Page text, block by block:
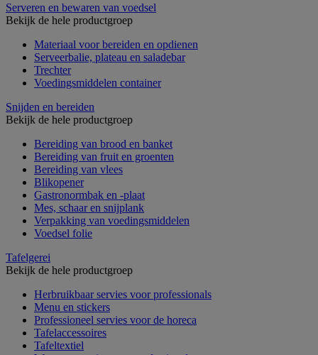
Serveren en bewaren van voedsel
Bekijk de hele productgroep
Materiaal voor bereiden en opdienen
Serveerbalie, plateau en saladebar
Trechter
Voedingsmiddelen container
Snijden en bereiden
Bekijk de hele productgroep
Bereiding van brood en banket
Bereiding van fruit en groenten
Bereiding van vlees
Blikopener
Gastronormbak en -plaat
Mes, schaar en snijplank
Verpakking van voedingsmiddelen
Voedsel folie
Tafelgerei
Bekijk de hele productgroep
Herbruikbaar servies voor professionals
Menu en stickers
Professioneel servies voor de horeca
Tafelaccessoires
Tafeltextiel